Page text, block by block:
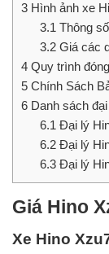
3 Hình ảnh xe
3.1Thông
3.2Giá các
4 Quy trình
5 Chính Sách
6 Danh sách
6.1Đại lý
6.2Đại lý
6.3Đại lý
Giá Hino
Xe Hino